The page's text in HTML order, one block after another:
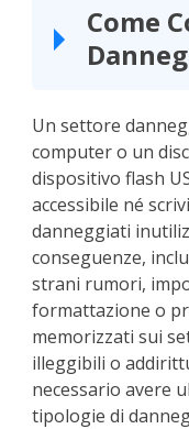
Come
Un settore
computer o un
dispositivo flash
accessibile né
danneggiati
conseguenze,
strani rumori,
formattazione o
memorizzati sui
illeggibili o
necessario avere
tipologie di